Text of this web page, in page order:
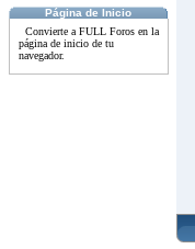
Página de Inicio
Convierte a FULL Foros en la
página de inicio de tu
navegador.